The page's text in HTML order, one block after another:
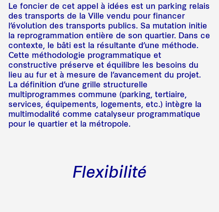
Le foncier de cet appel à idées est un parking relais
des transports de la Ville vendu pour financer
l’évolution des transports publics. Sa mutation initie
la reprogrammation entière de son quartier. Dans ce
contexte, le bâti est la résultante d’une méthode.
Cette méthodologie programmatique et
constructive préserve et équilibre les besoins du
lieu au fur et à mesure de l’avancement du projet.
La définition d’une grille structurelle
multiprogrammes commune (parking, tertiaire,
services, équipements, logements, etc.) intègre la
multimodalité comme catalyseur programmatique
pour le quartier et la métropole.
Flexibilité